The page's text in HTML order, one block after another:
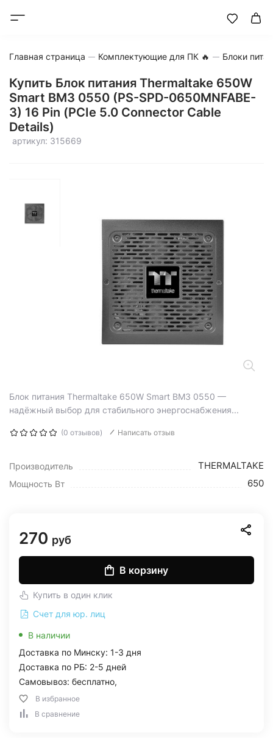
Главная страница Комплектующие для ПК 🔥 Блоки
Купить Блок питания Thermaltake 650W
Smart BM3 0550 (PS-SPD-0650MNFABE-
3) 16 Pin (PCIe 5.0 Connector Cable
Details)
артикул: 315669
Блок питания Thermaltake 650W Smart BM3 0550 —
надёжный выбор для стабильного энергоснабжения...
(0 отзывов) Написать отзыв
Производитель THERMALTAKE
Мощность Вт 650
270 руб
В корзину
Купить в один клик
Счет для юр. лиц
В наличии
Доставка по Минску: 1-3 дня
Доставка по РБ: 2-5 дней
Самовывоз: бесплатно,
В избранное
В сравнение